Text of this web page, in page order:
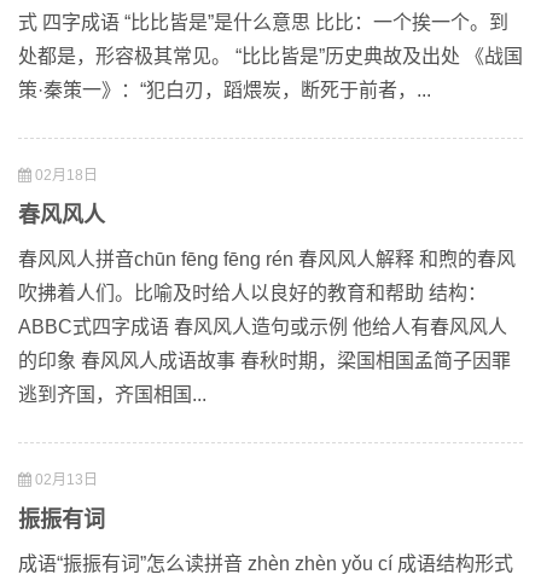
式 四字成语 “比比皆是”是什么意思 比比：一个挨一个。到
处都是，形容极其常见。 “比比皆是”历史典故及出处 《战国
策·秦策一》：“犯白刃，蹈煨炭，断死于前者，...
02月18日
春风风人
春风风人拼音chūn fēng fēng rén 春风风人解释 和煦的春风
吹拂着人们。比喻及时给人以良好的教育和帮助 结构：
ABBC式四字成语 春风风人造句或示例 他给人有春风风人
的印象 春风风人成语故事 春秋时期，梁国相国孟简子因罪
逃到齐国，齐国相国...
02月13日
振振有词
成语“振振有词”怎么读拼音 zhèn zhèn yǒu cí 成语结构形式